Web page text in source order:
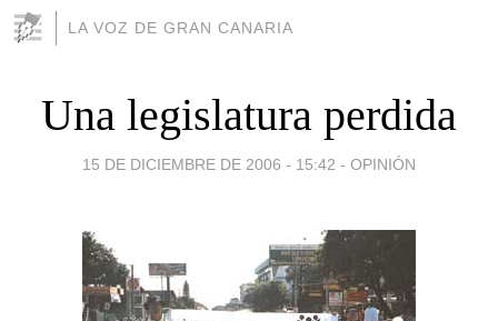
LA VOZ DE GRAN CANARIA
Una legislatura perdida
15 DE DICIEMBRE DE 2006 - 15:42 - OPINIÓN